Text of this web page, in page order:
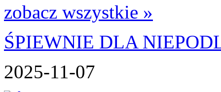
zobacz wszystkie »
ŚPIEWNIE DLA
2025-11-07